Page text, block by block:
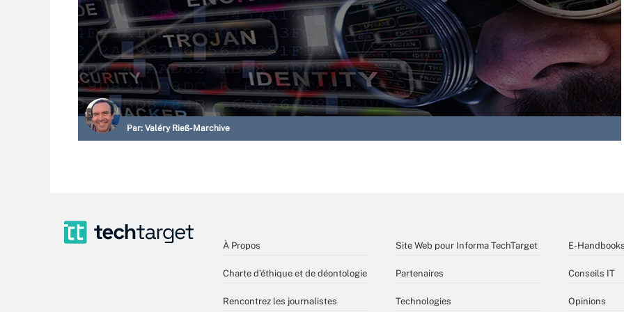
Par: Valéry Rieß-Marchive
À Propos
Charte d’éthique et de déontologie
Rencontrez les journalistes
Site Web pour Informa TechTarget
Partenaires
Technologies
E-
Conseils IT
Opinions